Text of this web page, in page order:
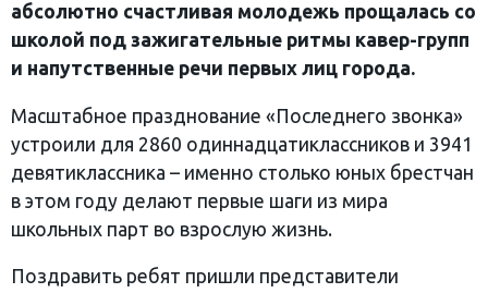
абсолютно счастливая молодежь прощалась со
школой под зажигательные ритмы кавер-групп
и напутственные речи первых лиц города.
Масштабное празднование «Последнего звонка»
устроили для 2860 одиннадцатиклассников и 3941
девятиклассника – именно столько юных брестчан
в этом году делают первые шаги из мира
школьных парт во взрослую жизнь.
Поздравить ребят пришли представители